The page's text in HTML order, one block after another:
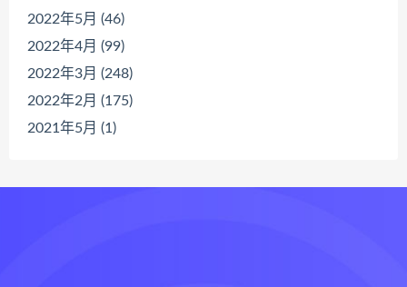
2022年5月 (46)
2022年4月 (99)
2022年3月 (248)
2022年2月 (175)
2021年5月 (1)